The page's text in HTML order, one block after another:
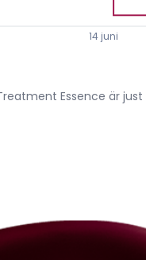
14 juni
Essence är